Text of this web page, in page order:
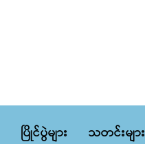
ပြိုင်ပွဲများ သတင်းများ